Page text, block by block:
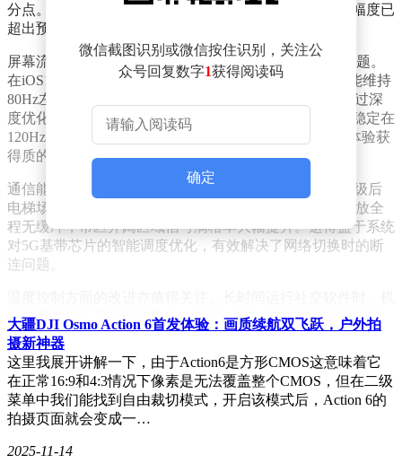
分点。尽管当前系统仍处于适配优化阶段，但续航提升幅度已
超出预期，未来通过软件调优或可进一步释放节能潜力。
屏幕流畅度方面，iOS26.1解决了此前版本频繁锁帧的问题。
在iOS18.6.2系统中，用户普遍反映120Hz高刷屏实际仅能维持
80Hz左右刷新率，导致操作时出现卡顿感。而新系统通过深
度优化硬件协同机制，使大部分应用场景下屏幕刷新率稳定在
120Hz，配合液态玻璃材质的动态渲染效果，整体滑动体验获
得质的飞跃。
通信能力提升同样显著。测试数据显示，iPhone16Pro升级后
电梯场景信号强度从1格增至3格，地铁通勤时4K视频播放全
程无缓冲，市区开阔区域信号满格率大幅提升。这得益于系统
对5G基带芯片的智能调度优化，有效解决了网络切换时的断
连问题。
身温度较前代系统明显降低，连续2小时《原神》游戏测试仅
呈现轻微温热。这种变化源于系统对处理器功耗的精细管理，
通过动态调节核心频率，在保持性能输出的同时有效控制发
热。
综合多项测试结果，iOS26.1系统在续航、流畅度、网络稳定
性及散热效率上均展现出突破性进展。对于仍在使用iOS18系
列系统的用户，此次升级将带来从底层架构到应用层级的全方
微信截图识别或微信按住识别，关注公
众号回复数字1获得阅读码
确定
大疆DJI Osmo Action 6首发体验：画质续航双飞跃，户外拍
摄新神器
这里我展开讲解一下，由于Action6是方形CMOS这意味着它
在正常16:9和4:3情况下像素是无法覆盖整个CMOS，但在二级
菜单中我们能找到自由裁切模式，开启该模式后，Action 6的
拍摄页面就会变成一…
2025-11-14